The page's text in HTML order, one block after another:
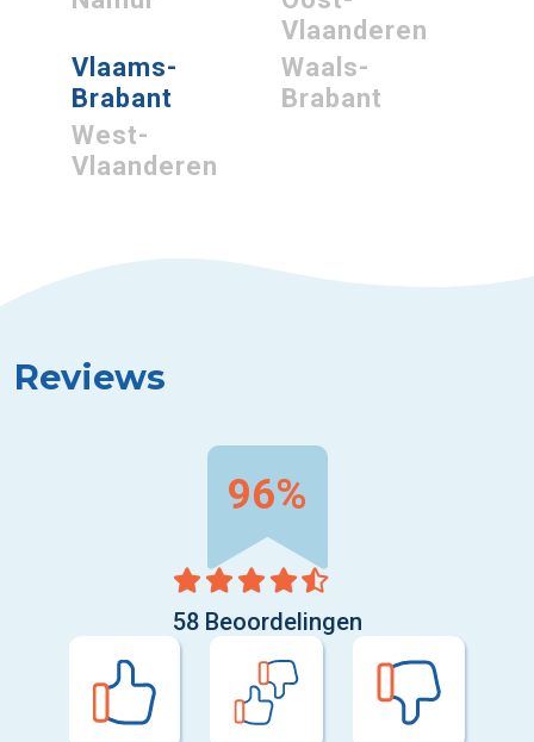
Vlaanderen
Vlaams-
Brabant
Waals-
Brabant
West-
Vlaanderen
Reviews
96%
58 Beoordelingen